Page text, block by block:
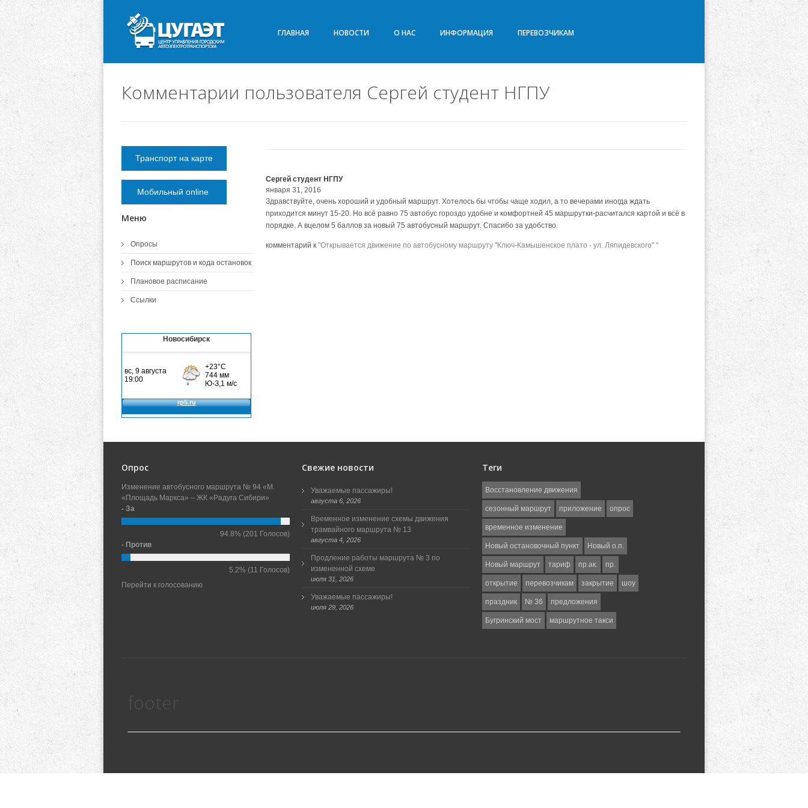
ГЛАВНАЯ НОВОСТИ О НАС ИНФОРМАЦИЯ ПЕРЕВОЗЧИКАМ
Комментарии пользователя Сергей студент НГПУ
Сергей студент НГПУ
января 31, 2016
Здравствуйте, очень хороший и удобный маршрут. Хотелось бы чтобы чаще ходил, а то вечерами иногда ждать
приходится минут 15-20. Но всё равно 75 автобус гороздо удобне и комфортней 45 маршрутки-расчитался картой и всё в
порядке. А вцелом 5 баллов за новый 75 автобусный маршрут. Спасибо за удобство.
комментарий к "Открывается движение по автобусному маршруту "Ключ-Камышенское плато - ул. Ляпидевского" "
Транспорт на карте
Мобильный online
Меню
Опросы
Поиск маршрутов и кода остановок
Плановое расписание
Ссылки
Новосибирск
Опрос
Изменение автобусного маршрута № 94 «М.
«Площадь Маркса» – ЖК «Радуга Сибири»
- За
94.8% (201 Голосов)
- Против
5.2% (11 Голосов)
Перейти к голосованию
Свежие новости
Уважаемые пассажиры!
августа 6, 2026
Временное изменение схемы движения
трамвайного маршрута № 13
августа 4, 2026
Продление работы маршрута № 3 по
измененной схеме
июля 31, 2026
Уважаемые пассажиры!
июля 29, 2026
Теги
Восстановление движения
сезонный маршрут приложение опрос
временное изменение
Новый остановочный пункт Новый о.п.
Новый маршрут тариф пр.ак. пр.
открытие перевозчикам закрытие шоу
праздник № 36 предложения
Бугринский мост маршрутное такси
footer